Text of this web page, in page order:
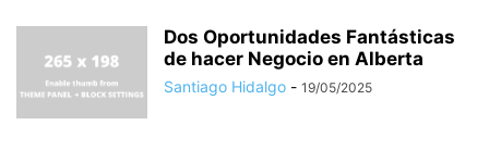
Dos Oportunidades Fantásticas
de hacer Negocio en Alberta
Santiago Hidalgo - 19/05/2025